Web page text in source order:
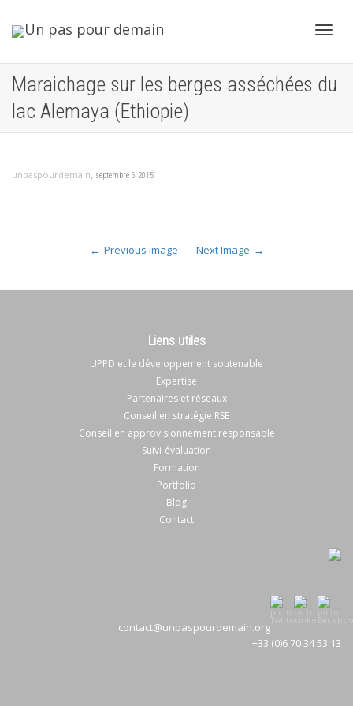
Maraichage sur les berges asséchées du
lac Alemaya (Ethiopie)
unpaspourdemain, septembre 5, 2015
Previous Image Next Image
Liens utiles
UPPD et le développement soutenable
Expertise
Partenaires et réseaux
Conseil en stratégie RSE
Conseil en approvisionnement responsable
Suivi-évaluation
Formation
Portfolio
Blog
Contact
contact@unpaspourdemain.org
+33 (0)6 70 34 53 13